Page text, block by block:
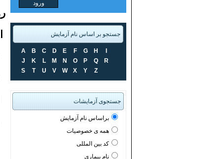
جستجو بر اساس نام آزمایش
A B C D E F G H
J
K L M N O P Q
R
S
T U V W X Y Z
جستجوی آزمایشات
براساس نام آزمایش
همه ی خصوصیات
کد بین المللی
نام بیماری